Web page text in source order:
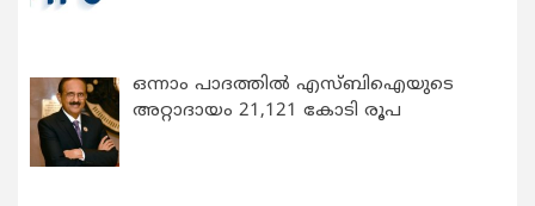
ഒന്നാം പാദത്തിൽ എസ്ബിഐയുടെ
അറ്റാദായം 21,121 കോടി രൂപ